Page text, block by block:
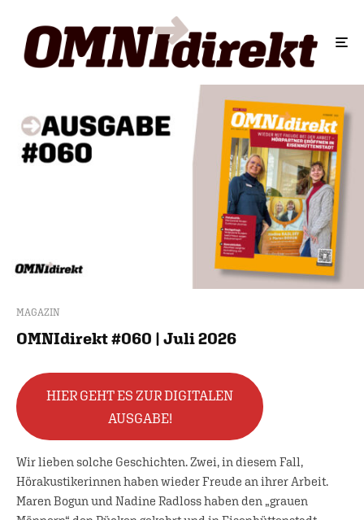
MAGAZIN
OMNIdirekt #060 | Juli 2026
HIER GEHT ES ZUR DIGITALEN
AUSGABE!
Wir lieben solche Geschichten. Zwei, in diesem Fall,
Hörakustikerinnen haben wieder Freude an ihrer Arbeit.
Maren Bogun und Nadine Radloss haben den „grauen